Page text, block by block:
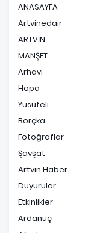
ANASAYFA
Artvinedair
ARTVİN
MANŞET
Arhavi
Hopa
Yusufeli
Borçka
Fotoğraflar
Şavşat
Artvin Haber
Duyurular
Etkinlikler
Ardanuç